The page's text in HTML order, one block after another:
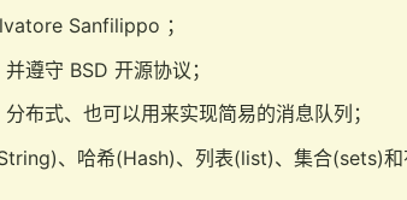
Sanfilippo ；
遵守 BSD 开源协议；
布式、也可以用来实现简易的消息队列；
、哈希(Hash)、列表(list)、集合(sets)